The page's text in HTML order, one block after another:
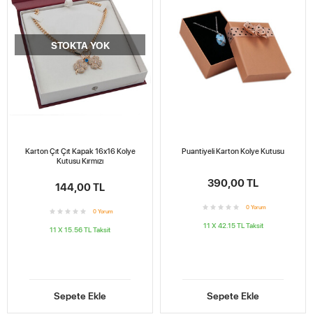
STOKTA YOK
Karton Çıt Çıt Kapak 16x16 Kolye
Kutusu Kırmızı
144,00 TL
0 Yorum
11 X 15.56 TL Taksit
Sepete Ekle
Puantiyeli Karton Kolye Kutusu
390,00 TL
0 Yorum
11 X 42.15 TL Taksit
Sepete Ekle